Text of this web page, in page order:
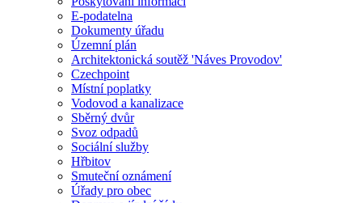
E-podatelna
Dokumenty úřadu
Územní plán
Architektonická soutěž 'Náves Provodov'
Czechpoint
Místní poplatky
Vodovod a kanalizace
Sběrný dvůr
Svoz odpadů
Sociální služby
Hřbitov
Smuteční oznámení
Úřady pro obec